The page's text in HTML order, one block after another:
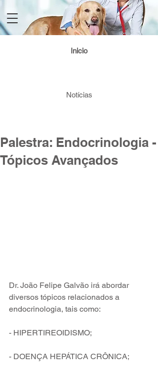
Login / Registre-se
Inicio
Notícias
Palestra: Endocrinologia -
Tópicos Avançados
Dr. João Felipe Galvão irá abordar
diversos tópicos relacionados a
endocrinologia, tais como:
- HIPERTIREOIDISMO;
- DOENÇA HEPÁTICA CRÔNICA;